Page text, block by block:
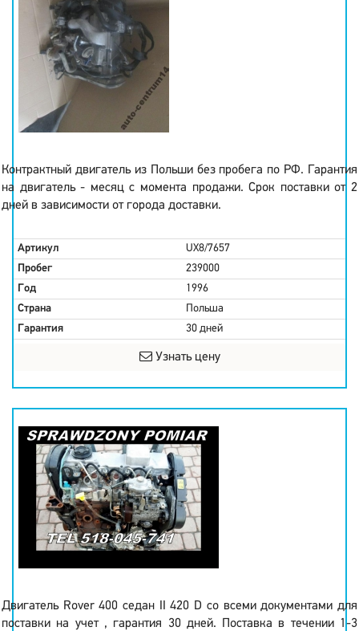
Контрактный двигатель из Польши без пробега по РФ. Гарантия
на двигатель - месяц с момента продажи. Срок поставки от 2
дней в зависимости от города доставки.
Артикул
UX8/7657
Пробег
239000
Год
1996
Страна
Польша
Гарантия
30 дней
Узнать цену
Двигатель Rover 400 седан II 420 D со всеми документами для
поставки на учет , гарантия 30 дней. Поставка в течении 1-3